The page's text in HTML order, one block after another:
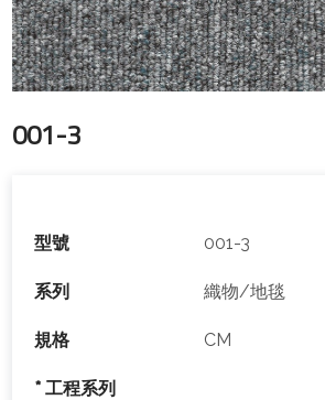
001-3
型號 001-3
系列 織物/地毯
規格 CM
* 工程系列